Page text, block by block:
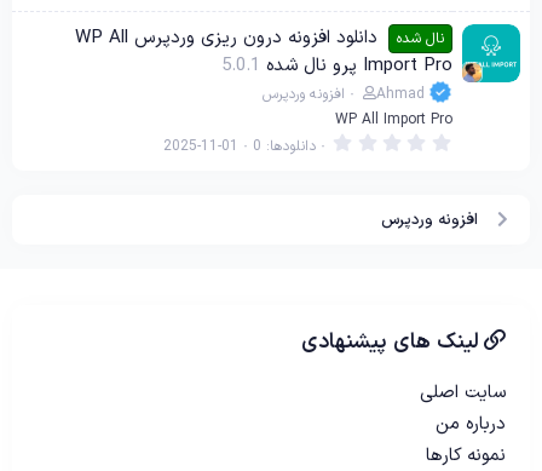
0
0
س
ت
ا
ر
نال شده
دانلود افزونه درون ریزی وردپرس WP All
Import Pro پرو نال شده
5.0.1
Ahmad
افزونه وردپرس
WP All Import Pro
0 دانلودها 0
2025-11-01
افزونه وردپرس
لینک های پیشنهادی
سایت اصلی
درباره من
نمونه کارها